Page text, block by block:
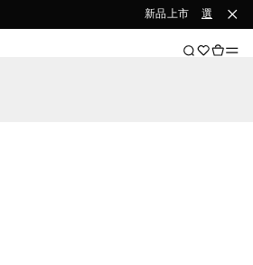
新品上市 選購女裝